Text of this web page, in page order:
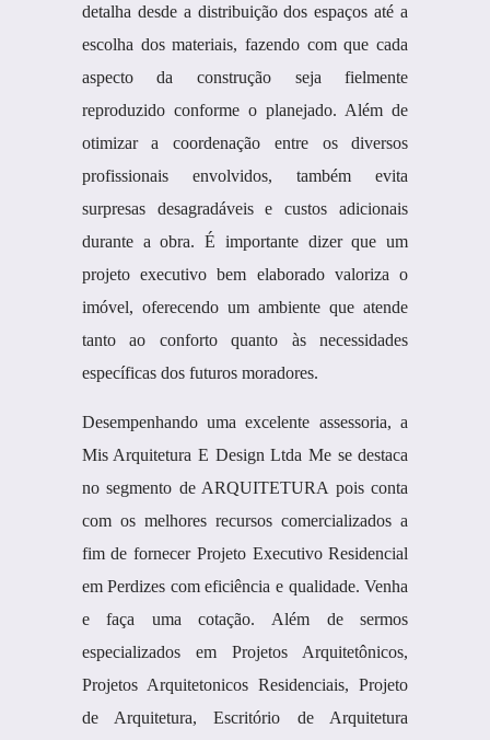
detalha desde a distribuição dos espaços até a
escolha dos materiais, fazendo com que cada
aspecto da construção seja fielmente
reproduzido conforme o planejado. Além de
otimizar a coordenação entre os diversos
profissionais envolvidos, também evita
surpresas desagradáveis e custos adicionais
durante a obra. É importante dizer que um
projeto executivo bem elaborado valoriza o
imóvel, oferecendo um ambiente que atende
tanto ao conforto quanto às necessidades
específicas dos futuros moradores.
Desempenhando uma excelente assessoria, a
Mis Arquitetura E Design Ltda Me se destaca
no segmento de ARQUITETURA pois conta
com os melhores recursos comercializados a
fim de fornecer Projeto Executivo Residencial
em Perdizes com eficiência e qualidade. Venha
e faça uma cotação. Além de sermos
especializados em Projetos Arquitetônicos,
Projetos Arquitetonicos Residenciais, Projeto
de Arquitetura, Escritório de Arquitetura